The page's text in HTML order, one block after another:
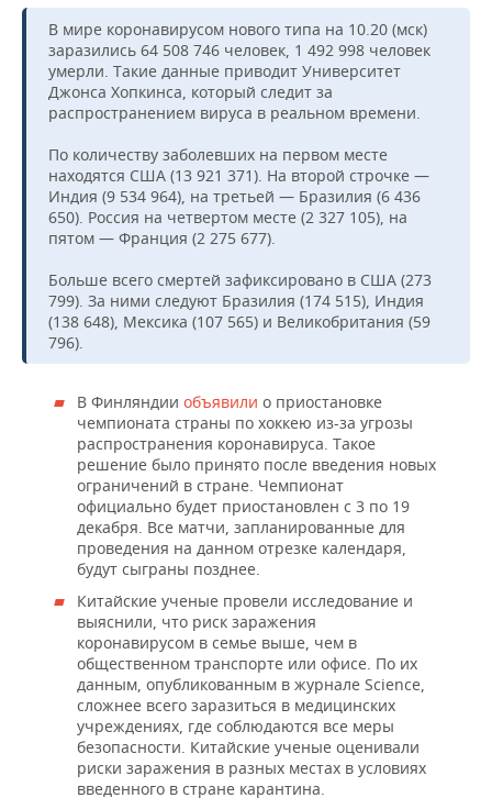
В мире коронавирусом нового типа на 10.20 (мск)
заразились 64 508 746 человек, 1 492 998 человек
умерли. Такие данные приводит Университет
Джонса Хопкинса, который следит за
распространением вируса в реальном времени.
По количеству заболевших на первом месте
находятся США (13 921 371). На второй строчке —
Индия (9 534 964), на третьей — Бразилия (6 436
650). Россия на четвертом месте (2 327 105), на
пятом — Франция (2 275 677).
Больше всего смертей зафиксировано в США (273
799). За ними следуют Бразилия (174 515), Индия
(138 648), Мексика (107 565) и Великобритания (59
796).
В Финляндии объявили о приостановке
чемпионата страны по хоккею из-за угрозы
распространения коронавируса. Такое
решение было принято после введения новых
ограничений в стране. Чемпионат
официально будет приостановлен с 3 по 19
декабря. Все матчи, запланированные для
проведения на данном отрезке календаря,
будут сыграны позднее.
Китайские ученые провели исследование и
выяснили, что риск заражения
коронавирусом в семье выше, чем в
общественном транспорте или офисе. По их
данным, опубликованным в журнале Science,
сложнее всего заразиться в медицинских
учреждениях, где соблюдаются все меры
безопасности. Китайские ученые оценивали
риски заражения в разных местах в условиях
введенного в стране карантина.